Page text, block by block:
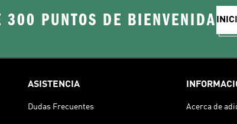
300 PUNTOS DE BIENVENIDA
ASISTENCIA
Dudas Frecuentes Acerca de